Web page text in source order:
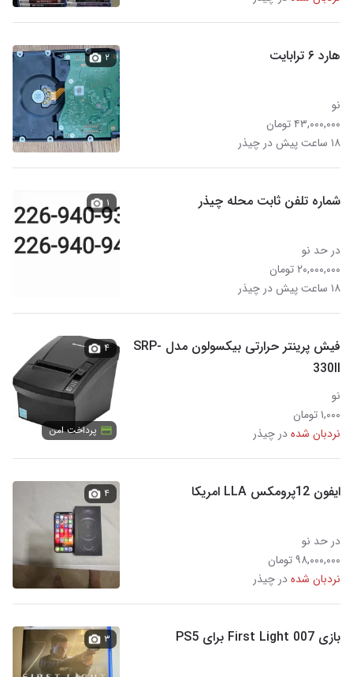
هارد ۶ ترابایت
نو
۴۳,۰۰۰,۰۰۰ تومان
۱۸ ساعت پیش در چیذر
۲
شماره تلفن ثابت محله چیذر
در حد نو
۲۰,۰۰۰,۰۰۰ تومان
۱۸ ساعت پیش در چیذر
۱
فیش پرینتر حرارتی بیکسولون مدل SRP-
330II
نو
۱,۰۰۰ تومان
نردبان شدهدر چیذر
۴
پرداخت امن
ایفون 12پرومکس LLA امریکا
در حد نو
۹۸,۰۰۰,۰۰۰ تومان
نردبان شدهدر چیذر
۴
بازی 007 First Light برای PS5 ۳